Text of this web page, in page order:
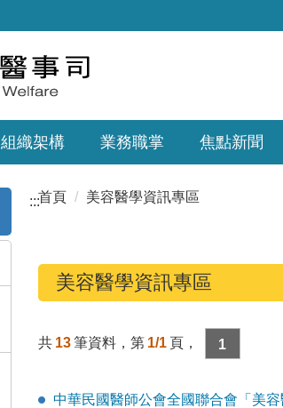
組織架構 業務職掌 焦點新聞
:::首頁 美容醫學資訊專區
美容醫學資訊專區
共 13 筆資料，第 1/1 頁， 1
中華民國醫師公會全國聯合會「美